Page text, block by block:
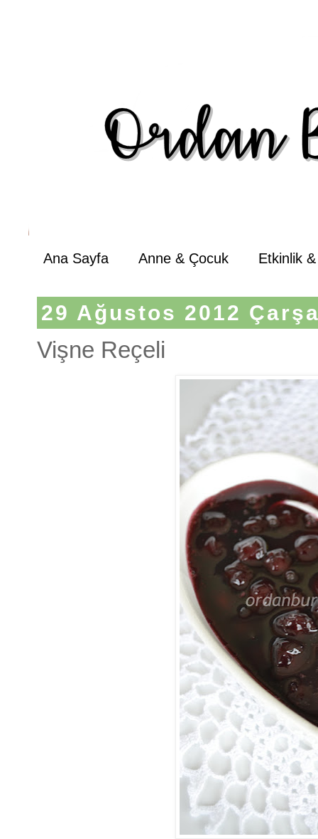
Ana Sayfa Anne & Çocuk Etkinlik
29 Ağustos 2012
Vişne Reçeli